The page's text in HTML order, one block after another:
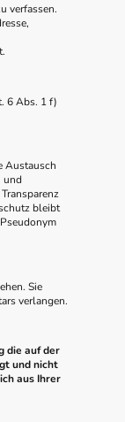
verfassen.
6 Abs. 1 f)
Austausch
und
bleibt
Sie
verlangen.
die auf der
und nicht
aus Ihrer